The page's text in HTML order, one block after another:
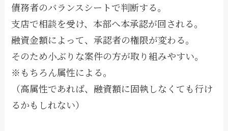
債務者のバランスシートで判断する。
支店で相談を受け、本部へ本承認が回される。
融資金額によって、承認者の権限が変わる。
そのため小ぶりな案件の方が取り組みやすい。
※もちろん属性による。
（高属性であれば、融資額に固執しなくても行け
るかもしれない）